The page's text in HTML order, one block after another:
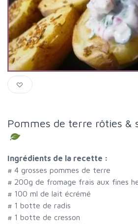
Pommes de terre rôties &
Ingrédients de la recette :
# 4 grosses pommes de terre
# 200g de fromage frais aux fines
# 100 ml de lait écrémé
# 1 botte de radis
# 1 botte de cresson